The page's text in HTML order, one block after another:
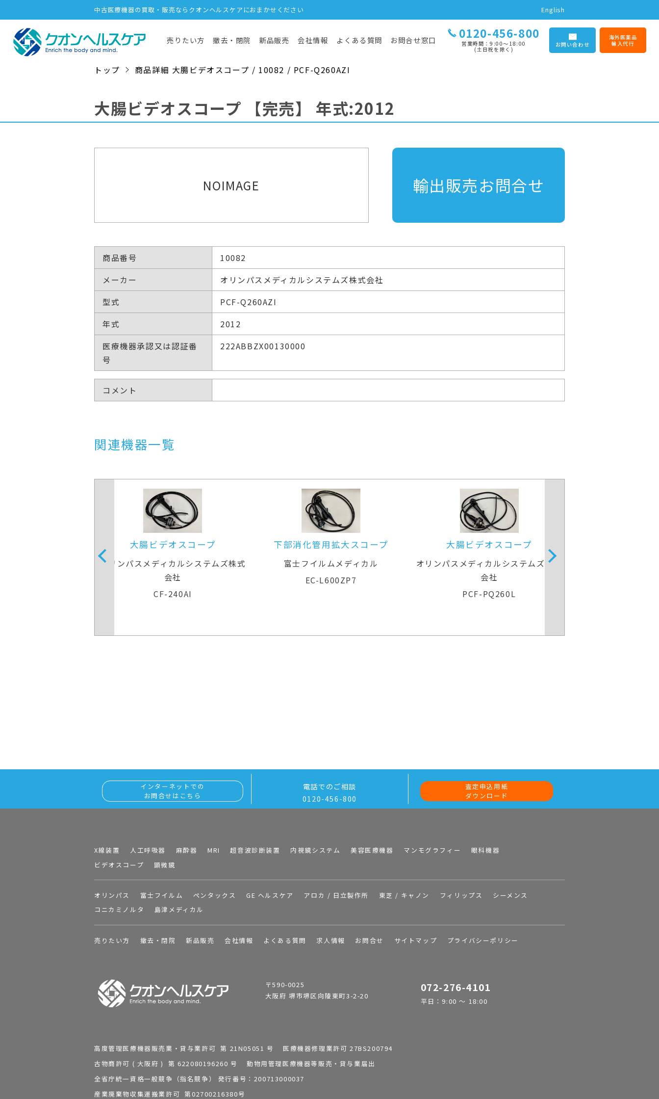
中古医療機器の買取・販売ならクオンヘルスケアにおまかせください English
売りたい方 撤去・閉院 新品販売 会社情報 よくある質問 お問合せ窓口 0120-456-800
営業時間：9:00〜18:00
(土日祝を除く)
お問い合わせ
海外医薬品
輸入代行
トップ 商品詳細 大腸ビデオスコープ / 10082 / PCF-Q260AZI
大腸ビデオスコープ 【完売】 年式:2012
NOIMAGE 輸出販売お問合せ
商品番号
10082
メーカー
オリンパスメディカルシステムズ株式会社
型式
PCF-Q260AZI
年式
2012
医療機器承認又は認証番
号
222ABBZX00130000
コメント
関連機器一覧
大腸ビデオスコープ
オリンパスメディカルシステムズ株式
会社
CF-240AI
下部消化管用拡大スコープ
富士フイルムメディカル
EC-L600ZP7
大腸ビデオスコープ
オリンパスメディカルシステムズ株式
会社
PCF-PQ260L
インターネットでの
お問合せはこちら
電話でのご相談
0120-456-800
査定申込用紙
ダウンロード
X線装置 人工呼吸器 麻酔器 MRI 超音波診断装置 内視鏡システム 美容医療機器 マンモグラフィー
眼科機器
ビデオスコープ
顕微鏡
オリンパス 富士フイルム ペンタックス GE ヘルスケア アロカ / 日立製作所 東芝 / キャノン フィリップス
シーメンス
コニカミノルタ
島津メディカル
売りたい方 撤去・閉院 新品販売 会社情報 よくある質問 求人情報 お問合せ サイトマップ プライバシーポリシー
〒590-0025
大阪府 堺市堺区向陵東町3-2-20
072-276-4101
平日：9:00 ～ 18:00
高度管理医療機器販売業・貸与業許可 第 21N05051 号 医療機器修理業許可 27BS200794
古物商許可 ( 大阪府 ) 第 622080196260 号 動物用管理医療機器等販売・貸与業届出
全省庁統一資格一般競争（指名競争） 発行番号：200713000037
産業廃棄物収集運搬業許可 第02700216380号